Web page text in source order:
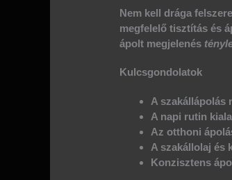
Nem kell drága
megfelelő tisztítás és
ápolt megjelenés
Kulcsgondolatok
A szakállápolás
A napi rutin
Az otthoni
A szakállolaj és
Konzisztens